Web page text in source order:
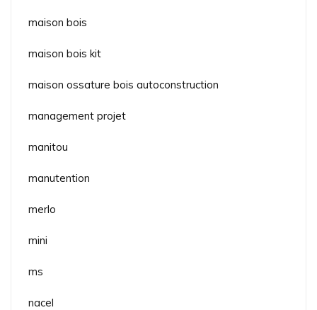
maison bois
maison bois kit
maison ossature bois autoconstruction
management projet
manitou
manutention
merlo
mini
ms
nacel